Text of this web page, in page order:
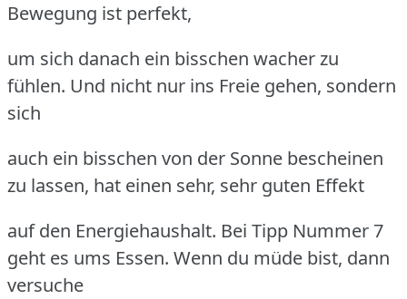
Bewegung ist perfekt,
um sich danach ein bisschen wacher zu
fühlen. Und nicht nur ins Freie gehen, sondern
sich
auch ein bisschen von der Sonne bescheinen
zu lassen, hat einen sehr, sehr guten Effekt
auf den Energiehaushalt. Bei Tipp Nummer 7
geht es ums Essen. Wenn du müde bist, dann
versuche